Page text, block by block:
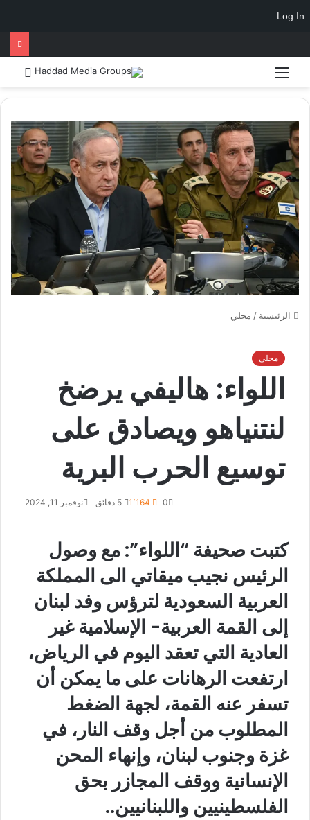
Log In
الرئيسية / محلي
محلي
اللواء: هاليفي يرضخ
لنتنياهو ويصادق على
توسيع الحرب البرية
نوفمبر 11, 2024 0
كتبت صحيفة “اللواء”: مع وصول
الرئيس نجيب ميقاتي الى المملكة
العربية السعودية لترؤس وفد لبنان
إلى القمة العربية- الإسلامية غير
العادية التي تعقد اليوم في الرياض،
ارتفعت الرهانات على ما يمكن أن
تسفر عنه القمة، لجهة الضغط
المطلوب من أجل وقف النار، في
غزة وجنوب لبنان، وإنهاء المحن
الإنسانية ووقف المجازر بحق
الفلسطينيين واللبنانيين..